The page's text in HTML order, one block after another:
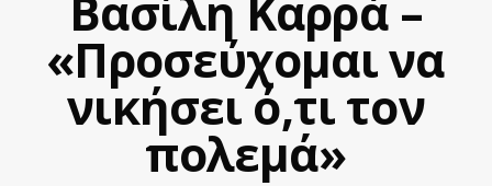
«Προσεύχομαι να
νικήσει ό,τι τον
πολεμά»